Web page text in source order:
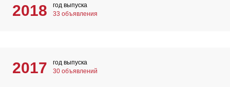
2018
год выпуска
33 объявления
2017
год выпуска
30 объявлений